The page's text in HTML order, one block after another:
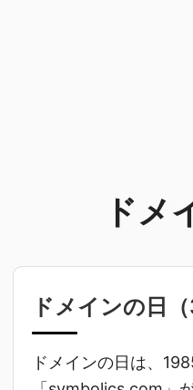
ドメ
ドメインの日（
ドメインの日は、